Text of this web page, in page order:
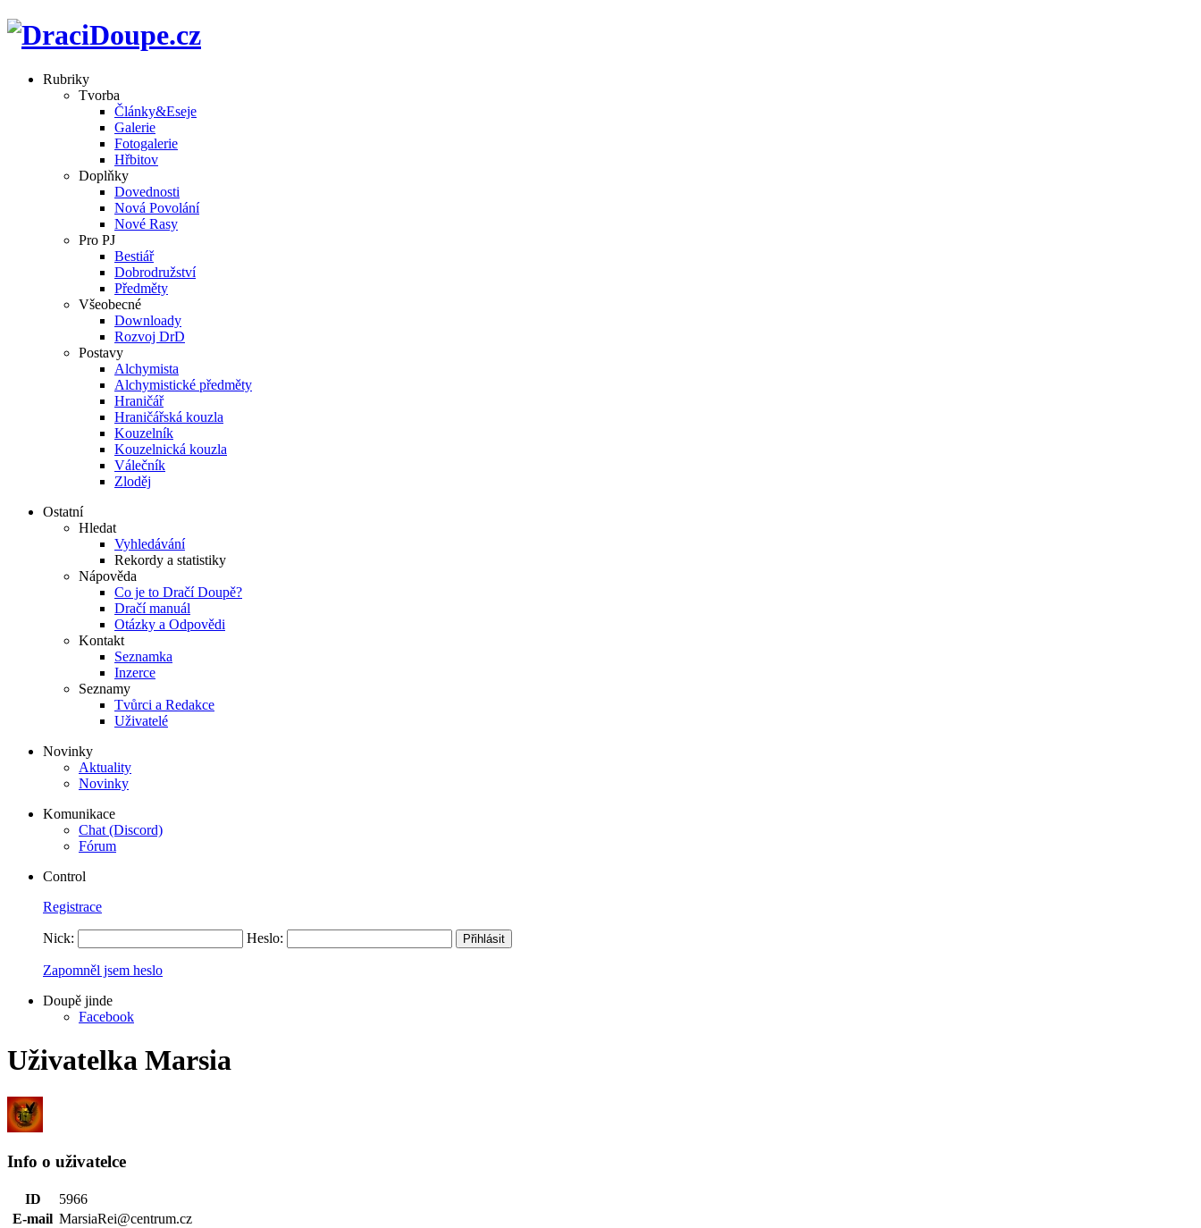
Rubriky
Tvorba
Články&Eseje
Galerie
Fotogalerie
Hřbitov
Doplňky
Dovednosti
Nová Povolání
Nové Rasy
Pro PJ
Bestiář
Dobrodružství
Předměty
Všeobecné
Downloady
Rozvoj DrD
Postavy
Alchymista
Alchymistické předměty
Hraničář
Hraničářská kouzla
Kouzelník
Kouzelnická kouzla
Válečník
Zloděj
Ostatní
Hledat
Vyhledávání
Rekordy a statistiky
Nápověda
Co je to Dračí Doupě?
Dračí manuál
Otázky a Odpovědi
Kontakt
Seznamka
Inzerce
Seznamy
Tvůrci a Redakce
Uživatelé
Novinky
Aktuality
Novinky
Komunikace
Chat (Discord)
Fórum
Control
Registrace
Nick: Heslo:
Zapomněl jsem heslo
Doupě jinde
Facebook
Uživatelka Marsia
Info o uživatelce
ID
5966
E-mail MarsiaRei@centrum.cz